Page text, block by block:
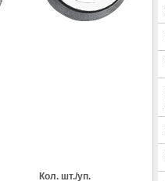
Кол. шт./уп.